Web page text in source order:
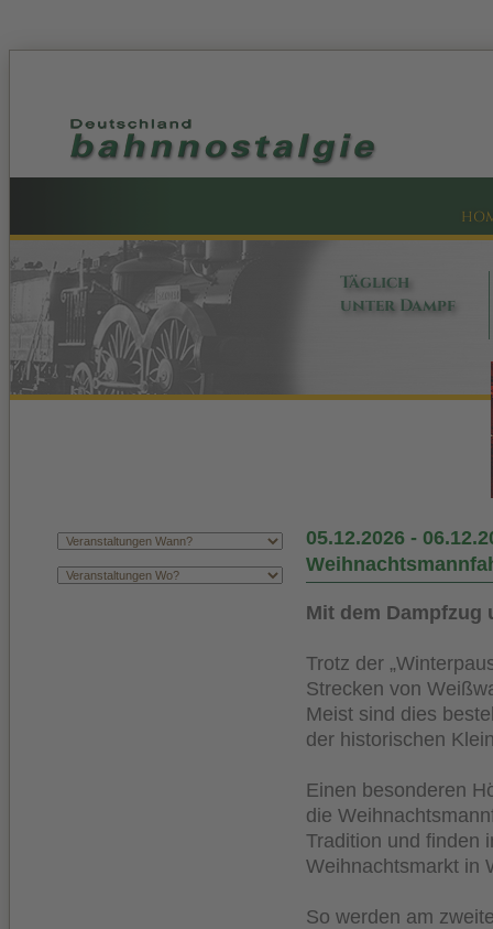
Täglich
unter Dampf
05.12.2026 -
Mit dem Dampfzug
Trotz der
Strecken von
Meist sind dies
der historischen
Einen besonderen
die
Tradition und finden
Weihnachtsmarkt in
So werden am